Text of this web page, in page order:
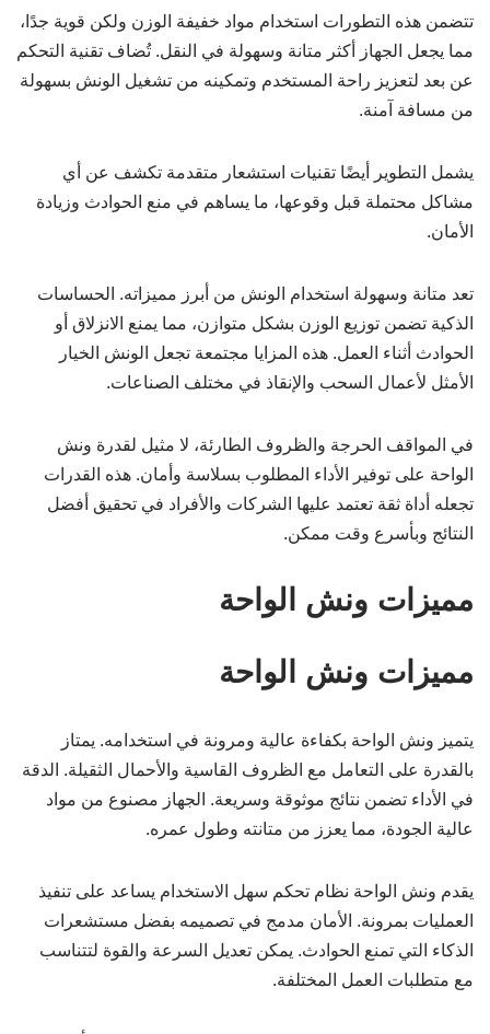
تتضمن هذه التطورات استخدام مواد خفيفة الوزن ولكن قوية جدًا،
مما يجعل الجهاز أكثر متانة وسهولة في النقل. تُضاف تقنية التحكم
عن بعد لتعزيز راحة المستخدم وتمكينه من تشغيل الونش بسهولة
من مسافة آمنة.
يشمل التطوير أيضًا تقنيات استشعار متقدمة تكشف عن أي
مشاكل محتملة قبل وقوعها، ما يساهم في منع الحوادث وزيادة
الأمان.
تعد متانة وسهولة استخدام الونش من أبرز مميزاته. الحساسات
الذكية تضمن توزيع الوزن بشكل متوازن، مما يمنع الانزلاق أو
الحوادث أثناء العمل. هذه المزايا مجتمعة تجعل الونش الخيار
الأمثل لأعمال السحب والإنقاذ في مختلف الصناعات.
في المواقف الحرجة والظروف الطارئة، لا مثيل لقدرة ونش
الواحة على توفير الأداء المطلوب بسلاسة وأمان. هذه القدرات
تجعله أداة ثقة تعتمد عليها الشركات والأفراد في تحقيق أفضل
النتائج وبأسرع وقت ممكن.
مميزات ونش الواحة
مميزات ونش الواحة
يتميز ونش الواحة بكفاءة عالية ومرونة في استخدامه. يمتاز
بالقدرة على التعامل مع الظروف القاسية والأحمال الثقيلة. الدقة
في الأداء تضمن نتائج موثوقة وسريعة. الجهاز مصنوع من مواد
عالية الجودة، مما يعزز من متانته وطول عمره.
يقدم ونش الواحة نظام تحكم سهل الاستخدام يساعد على تنفيذ
العمليات بمرونة. الأمان مدمج في تصميمه بفضل مستشعرات
الذكاء التي تمنع الحوادث. يمكن تعديل السرعة والقوة لتتناسب
مع متطلبات العمل المختلفة.